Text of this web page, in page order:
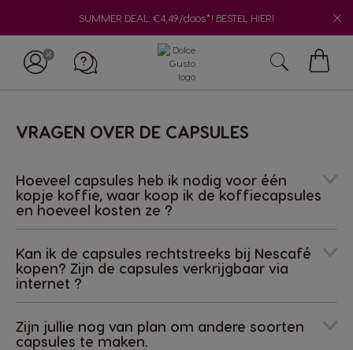
SUMMER DEAL: €4,49/doos*! BESTEL HIER!
VRAGEN OVER DE CAPSULES
Hoeveel capsules heb ik nodig voor één
kopje koffie, waar koop ik de koffiecapsules
en hoeveel kosten ze ?
Kan ik de capsules rechtstreeks bij Nescafé
kopen? Zijn de capsules verkrijgbaar via
internet ?
Zijn jullie nog van plan om andere soorten
capsules te maken.